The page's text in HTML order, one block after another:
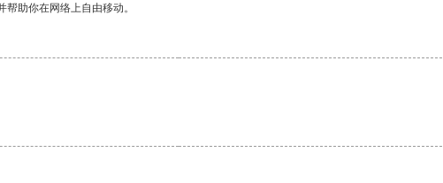
助你在网络上自由移动。